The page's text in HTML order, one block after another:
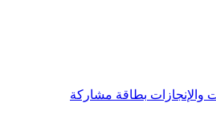
والإنجازات بطاقة مشاركة